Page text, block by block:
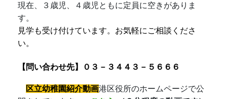
◎子育てサポート保育（預かり保育）
通常のお迎え時間以降も幼稚園で園児をお預かり
する延長保育を実施しています。
ています。